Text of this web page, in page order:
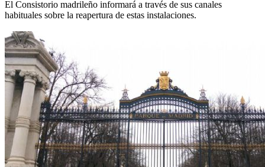
El Consistorio madrileño informará a través de sus canales
habituales sobre la reapertura de estas instalaciones.